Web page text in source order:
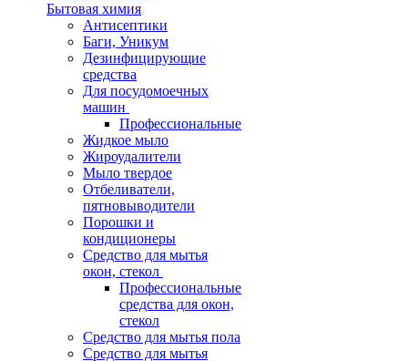
Бытовая химия
Антисептики
Баги, Уникум
Дезинфицирующие
средства
Для посудомоечных
машин
Профессиональные
Жидкое мыло
Жироудалители
Мыло твердое
Отбеливатели,
пятновыводители
Порошки и
кондиционеры
Средство для мытья
окон, стекол
Профессиональные
средства для окон,
стекол
Средство для мытья пола
Средство для мытья